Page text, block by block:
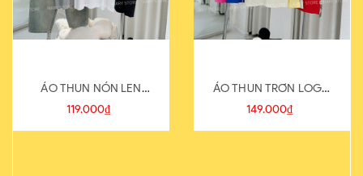
ÁO THUN NÓN LEN
821-1
119.000₫
ÁO THUN TRƠN LOGO
SAU
149.000₫